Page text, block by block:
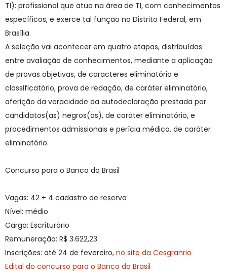
TI): profissional que atua na área de TI, com conhecimentos
específicos, e exerce tal função no Distrito Federal, em
Brasília.
A seleção vai acontecer em quatro etapas, distribuídas
entre avaliação de conhecimentos, mediante a aplicação
de provas objetivas, de caracteres eliminatório e
classificatório, prova de redação, de caráter eliminatório,
aferição da veracidade da autodeclaração prestada por
candidatos(as) negros(as), de caráter eliminatório, e
procedimentos admissionais e perícia médica, de caráter
eliminatório.
Concurso para o Banco do Brasil
Vagas: 42 + 4 cadastro de reserva
Nível: médio
Cargo: Escriturário
Remuneração: R$ 3.622,23
Inscrições: até 24 de fevereiro, no site da Cesgranrio
Edital do concurso para o Banco do Brasil